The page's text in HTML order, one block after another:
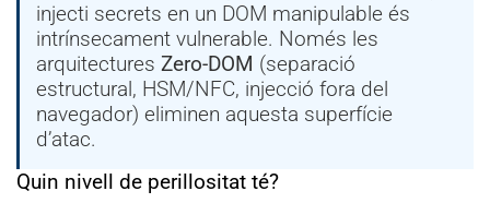
injecti secrets en un DOM manipulable és
intrínsecament vulnerable. Només les
arquitecturesZero-DOM (separació
estructural, HSM/NFC, injecció fora del
navegador) eliminen aquesta superfície
d’atac.
Quin nivell de perillositat té?